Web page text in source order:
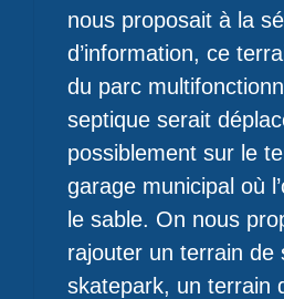
nous proposait à la
d’information, ce
du parc
septique serait
possiblement sur le
garage municipal où
le sable. On nous
rajouter un terrain de
skatepark, un terrain